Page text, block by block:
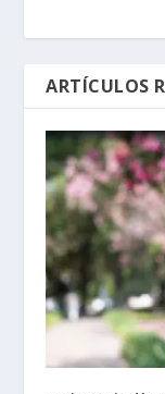
ARTÍCULOS